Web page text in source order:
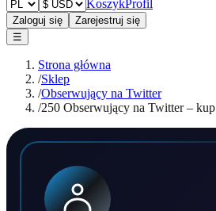
KoszykProfil
Zaloguj się
Zarejestruj się
☰
Strona główna
/Sklep
/Obserwujący na Twitter
/250 Obserwujący na Twitter – kup